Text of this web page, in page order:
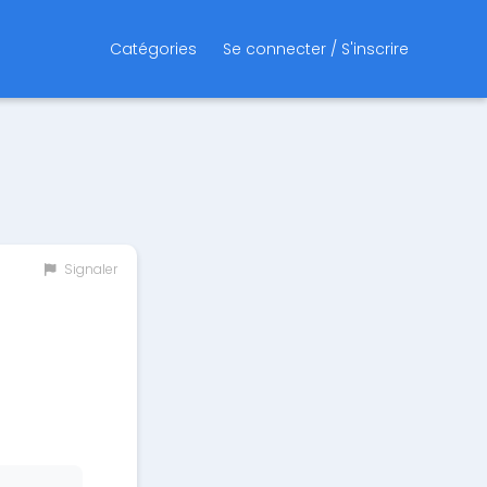
Catégories Se connecter / S'inscrire
Signaler